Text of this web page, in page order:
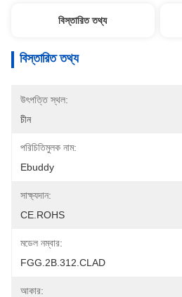
বিস্তারিত তথ্য
বিস্তারিত তথ্য
উৎপত্তি স্থল:
চীন
পরিচিতিমুলক নাম:
Ebuddy
সাক্ষ্যদান:
CE.ROHS
মডেল নম্বার:
FGG.2B.312.CLAD
আকার: